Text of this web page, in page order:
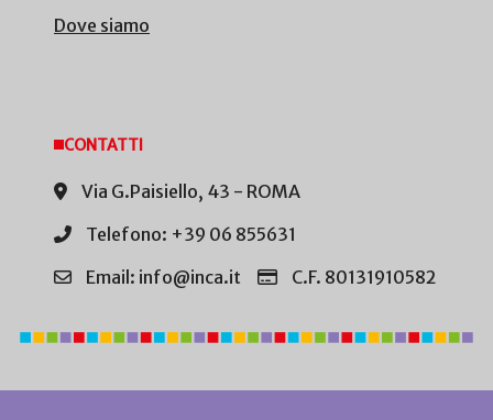
Dove siamo
CONTATTI
Via G.Paisiello, 43 - ROMA
Telefono: +39 06 855631
Email: info@inca.it
C.F. 80131910582